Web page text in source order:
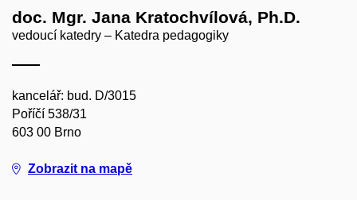
doc. Mgr. Jana Kratochvílová, Ph.D.
vedoucí katedry – Katedra pedagogiky
kancelář: bud. D/3015
Poříčí 538/31
603 00 Brno
Zobrazit na mapě